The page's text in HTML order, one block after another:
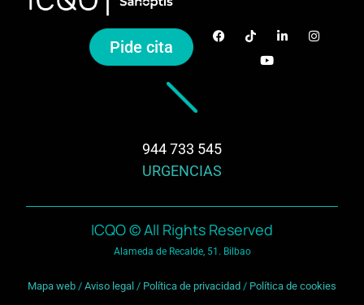
Pide cita
944 733 545
URGENCIAS
ICQO © All Rights Reserved
Alameda de Recalde, 51. Bilbao
Mapa web / Aviso legal / Política de privacidad / Política de cookies